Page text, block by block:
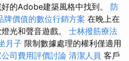
的Adobe建築風格中找到。 防
牌價值的數位行銷方案 在晚上在
光和聲音遊戲。 士林撥筋療法
月子 限制數據處理的權利僅適用
司費用評價討論 清潔人員 客戶